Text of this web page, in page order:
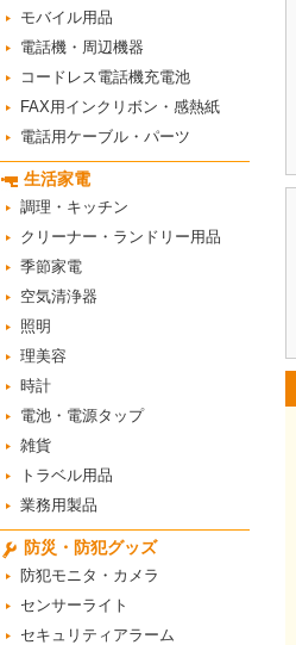
モバイル用品
電話機・周辺機器
コードレス電話機充電池
FAX用インクリボン・感熱紙
電話用ケーブル・パーツ
生活家電
調理・キッチン
クリーナー・ランドリー用品
季節家電
空気清浄器
照明
理美容
時計
電池・電源タップ
雑貨
トラベル用品
業務用製品
防災・防犯グッズ
防犯モニタ・カメラ
センサーライト
セキュリティアラーム